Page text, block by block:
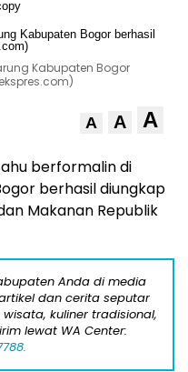
Kabupaten Bogor
A A A
berformalin di
berhasil diungkap
Makanan Republik
Anda di media
dan cerita seputar
kuliner tradisional,
lewat WA Center: